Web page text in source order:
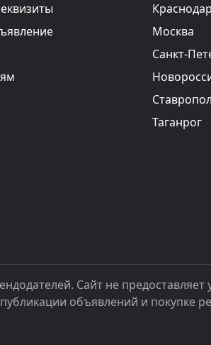
Краснодар
Москва
Санкт-
Таганрог
Сайт не
объявлений и покупке